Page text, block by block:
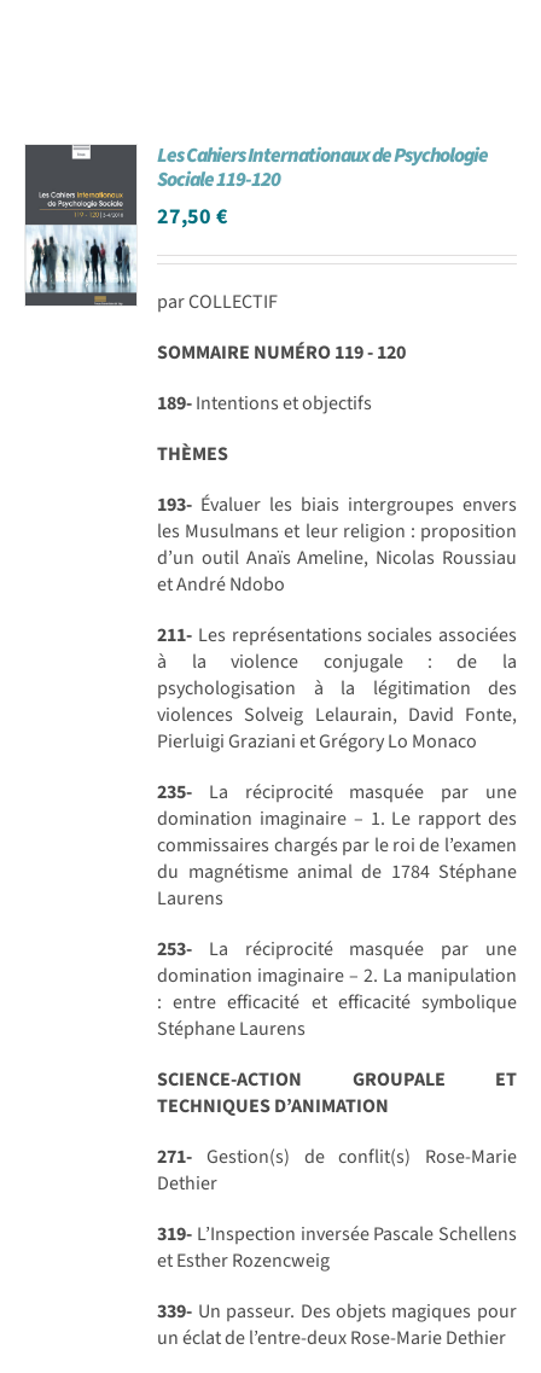
Les Cahiers Internationaux de Psychologie
Sociale 119-120
27,50€
par COLLECTIF
SOMMAIRE NUMÉRO 119 - 120
189-Intentions et objectifs
THÈMES
193- Évaluer les biais intergroupes envers
les Musulmans et leur religion : proposition
d’un outil Anaïs Ameline, Nicolas Roussiau
et André Ndobo
211- Les représentations sociales associées
à la violence conjugale : de la
psychologisation à la légitimation des
violences Solveig Lelaurain, David Fonte,
Pierluigi Graziani et Grégory Lo Monaco
235- La réciprocité masquée par une
domination imaginaire – 1. Le rapport des
commissaires chargés par le roi de l’examen
du magnétisme animal de 1784 Stéphane
Laurens
253- La réciprocité masquée par une
domination imaginaire – 2. La manipulation
: entre efficacité et efficacité symbolique
Stéphane Laurens
SCIENCE-ACTION GROUPALE ET
TECHNIQUES D’ANIMATION
271- Gestion(s) de conflit(s) Rose-Marie
Dethier
319- L’Inspection inversée Pascale Schellens
et Esther Rozencweig
339- Un passeur. Des objets magiques pour
un éclat de l’entre-deux Rose-Marie Dethier